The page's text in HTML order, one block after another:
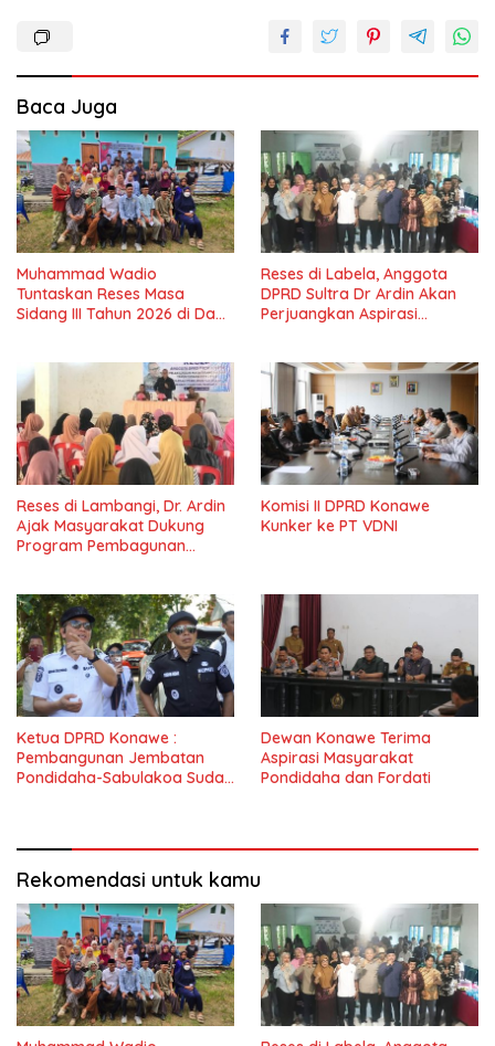
Baca Juga
Muhammad Wadio
Tuntaskan Reses Masa
Sidang III Tahun 2026 di Dapil
Reses di Labela, Anggota
DPRD Sultra Dr Ardin Akan
Perjuangkan Aspirasi
Reses di Lambangi, Dr. Ardin
Ajak Masyarakat Dukung
Program Pembagunan
Komisi II DPRD Konawe
Kunker ke PT VDNI
Ketua DPRD Konawe :
Pembangunan Jembatan
Pondidaha-Sabulakoa Sudah
Dewan Konawe Terima
Aspirasi Masyarakat
Pondidaha dan Fordati
Rekomendasi untuk kamu